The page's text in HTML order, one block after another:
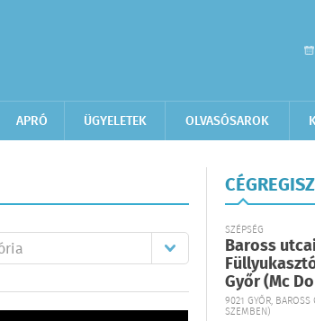
APRÓ ÜGYELETEK OLVASÓSAROK
SZÉPSÉG
Baross
Győr (Mc
9021 GYŐR,
SZEMBEN)